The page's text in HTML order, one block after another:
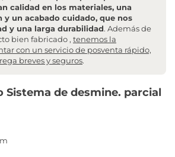
calidad en los materiales, una
un acabado cuidado, que nos
y una larga durabilidad. Además de
bien fabricado , tenemos la
con un servicio de posventa rápido,
breves y seguros.
Sistema de desmine. parcial